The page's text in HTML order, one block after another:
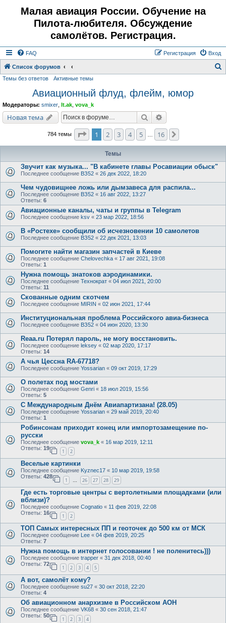
Малая авиация России. Обучение на
Пилота-любителя. Обсуждение
самолётов. Регистрация.
FAQ Вход
Регистрация
Список форумов
Темы без ответов Активные темы
Авиационный флуд, флейм, юмор
Модераторы: smixer lt.ak vova_k
Новая тема Поиск
784 темы Страница1 из
1 2 3 4 5 16
Темы
Звучит как музыка... "В кабинете главы Росавиации обыск"
Последнее сообщение ВЗ52 « 26 дек 2022, 18:20
Чем чудовищнее ложь или дымзавеса для распила...
Последнее сообщение ВЗ52 « 16 авг 2022, 13:27
Ответы: 6
Авиационные каналы, чаты и группы в Telegram
Последнее сообщение ksv « 23 мар 2022, 18:56
В «Ростехе» сообщили об исчезновении 10 самолетов
Последнее сообщение ВЗ52 « 22 дек 2021, 13:03
Помогите найти магазин запчастей в Киеве
Последнее сообщение Chelovechka « 17 авг 2021, 19:08
Ответы: 1
Нужна помощь знатоков аэродинамики.
Последнее сообщение Технократ « 04 июл 2021, 20:00
Ответы: 11
Скованные одним скотчем
Последнее сообщение MIRIN « 02 июн 2021, 17:44
Институциональная проблема Российского авиа-бизнеса
Последнее сообщение ВЗ52 « 04 июн 2020, 13:30
Reaa.ru Потерял пароль, не могу восстановить.
Последнее сообщение leksey « 02 мар 2020, 17:17
Ответы: 14
А чья Цессна RA-67718?
Последнее сообщение Yossarian « 09 окт 2019, 17:29
О полетах под мостами
Последнее сообщение Genri « 18 июл 2019, 15:56
Ответы: 5
С Международным Днём Авиапартизана! (28.05)
Последнее сообщение Yossarian « 29 май 2019, 20:40
Ответы: 1
Робинсонам приходит конец или импортозамещение по-
русски
Последнее сообщение vova_k « 16 мар 2019, 12:11
Ответы: 19
1 2
Веселые картинки
Последнее сообщение Kyznec17 « 10 мар 2019, 19:58
Ответы: 428
1 … 26 27 28 29
Где есть торговые центры с вертолетными площадками (или
вблизи)?
Последнее сообщение Cognatio « 11 фев 2019, 22:08
Ответы: 16
1 2
ТОП Самых интересных ПП и геоточек до 500 км от МСК
Последнее сообщение Lee « 04 фев 2019, 20:25
Ответы: 7
Нужна помощь в интернет голосовании ! не поленитесь)))
Последнее сообщение trapper « 31 дек 2018, 00:40
Ответы: 72
1 2 3 4 5
А вот, самолёт кому?
Последнее сообщение su27 « 30 окт 2018, 22:20
Ответы: 4
Об авиационном анархизме в Российском АОН
Последнее сообщение VK68 « 30 сен 2018, 21:47
Ответы: 50
1 2 3 4